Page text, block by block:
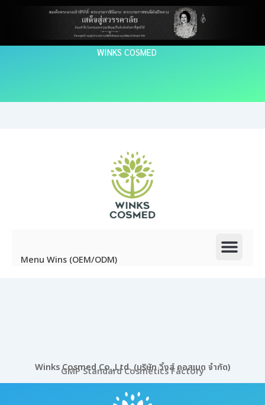
WINKS COSMED
Menu Wins (OEM/ODM)
Winks Cosmed Co.,Ltd. (บริษัท วิ้งส์ คอสเมด จำกัด)
GMP Standard Cosmetics Factory